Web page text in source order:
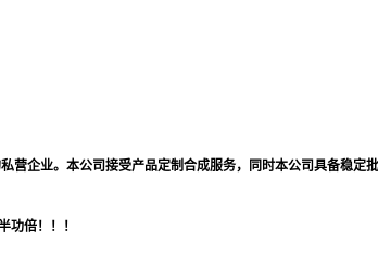
企业。本公司接受产品定制合成服务，同时本公司具备稳定
功倍！！！